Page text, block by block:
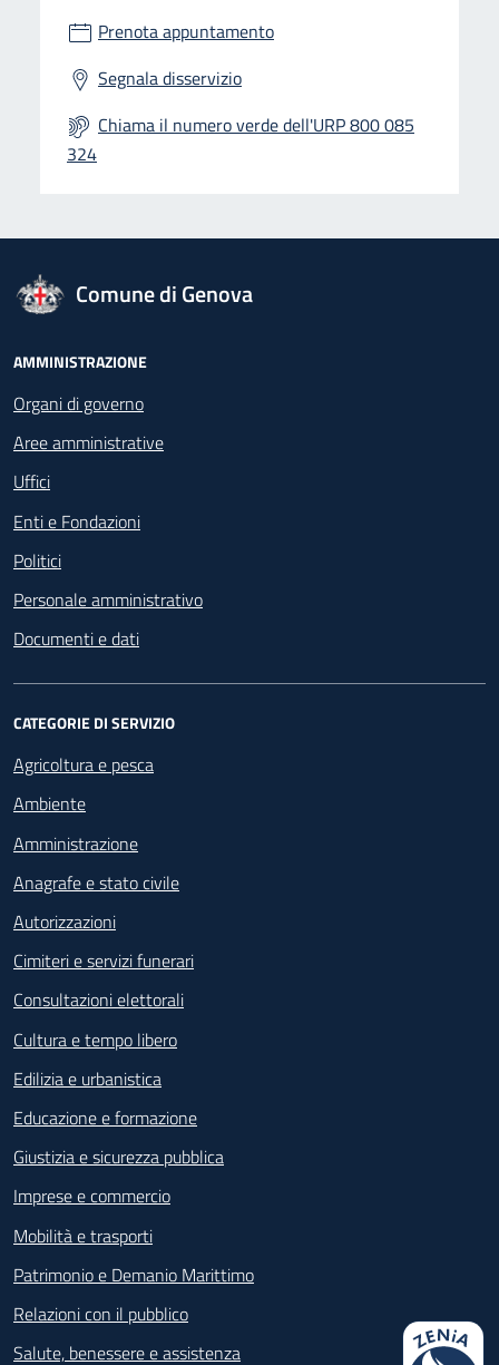
Prenota appuntamento
Segnala disservizio
Chiama il numero verde dell'URP 800 085
324
logo Unione Europea
Comune di Genova
Footer - Navigazione
AMMINISTRAZIONE
Organi di governo
Aree amministrative
Uffici
Enti e Fondazioni
Politici
Personale amministrativo
Documenti e dati
CATEGORIE DI SERVIZIO
Agricoltura e pesca
Ambiente
Amministrazione
Anagrafe e stato civile
Autorizzazioni
Cimiteri e servizi funerari
Consultazioni elettorali
Cultura e tempo libero
Edilizia e urbanistica
Educazione e formazione
Giustizia e sicurezza pubblica
Imprese e commercio
Mobilità e trasporti
Patrimonio e Demanio Marittimo
Relazioni con il pubblico
Salute, benessere e assistenza